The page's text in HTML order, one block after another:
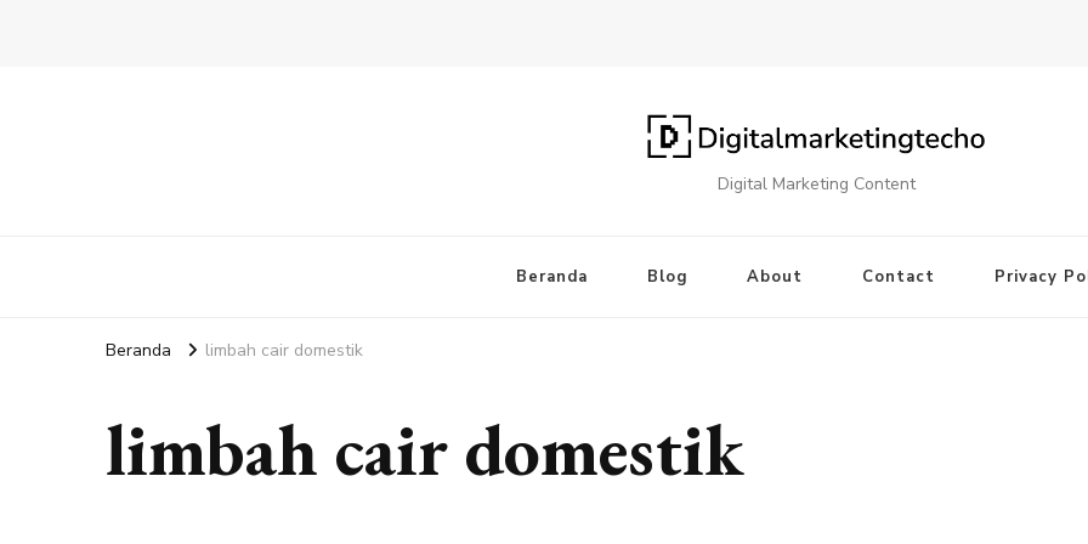
Digital Marketing Content
Beranda Blog About Contact Privacy
Beranda limbah cair domestik
limbah cair domestik